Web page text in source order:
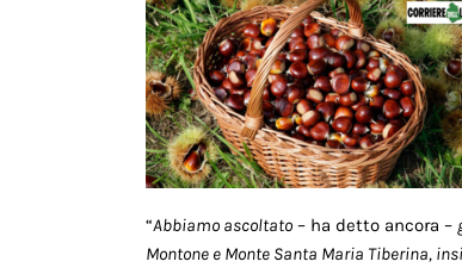
“Abbiamo ascoltato – ha detto ancora –
Montone e Monte Santa Maria Tiberina,